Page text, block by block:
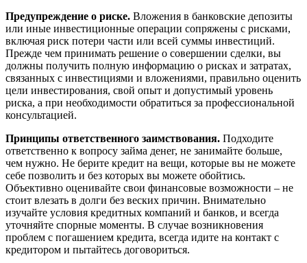
Предупреждение о риске. Вложения в банковские депозиты
или иные инвестиционные операции сопряжены с рисками,
включая риск потери части или всей суммы инвестиций.
Прежде чем принимать решение о совершении сделки, вы
должны получить полную информацию о рисках и затратах,
связанных с инвестициями и вложениями, правильно оценить
цели инвестирования, свой опыт и допустимый уровень
риска, а при необходимости обратиться за профессиональной
консультацией.
Принципы ответственного заимствования. Подходите
ответственно к вопросу займа денег, не занимайте больше,
чем нужно. Не берите кредит на вещи, которые вы не можете
себе позволить и без которых вы можете обойтись.
Объективно оценивайте свои финансовые возможности – не
стоит влезать в долги без веских причин. Внимательно
изучайте условия кредитных компаний и банков, и всегда
уточняйте спорные моменты. В случае возникновения
проблем с погашением кредита, всегда идите на контакт с
кредитором и пытайтесь договориться.